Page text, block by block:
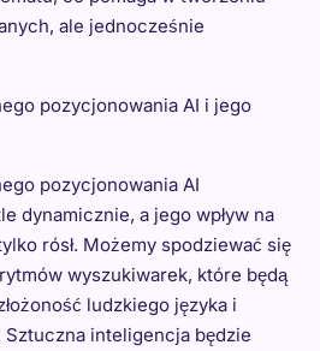
ale jednocześnie
pozycjonowania AI i jego
pozycjonowania AI
dynamicznie, a jego wpływ na
rósł. Możemy spodziewać się
wyszukiwarek, które będą
ludzkiego języka i
inteligencja będzie